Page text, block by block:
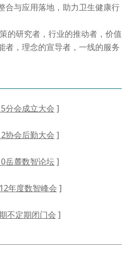
合与应用落地，助力卫生健康行
研究者，行业的推动者，价值
者，理念的宣导者，一线的服务
分会成立大会 ]
协会后勤大会 ]
岳麓数智论坛]
年度数智峰会 ]
不定期闭门会 ]